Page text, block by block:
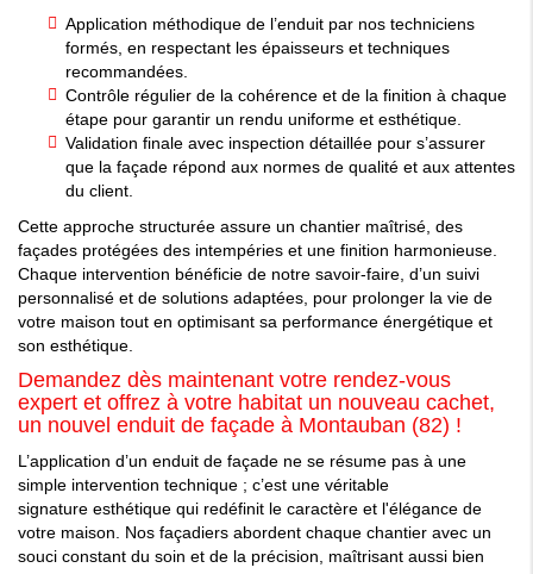
Application méthodique de l’enduit par nos techniciens
formés, en respectant les épaisseurs et techniques
recommandées.
Contrôle régulier de la cohérence et de la finition à chaque
étape pour garantir un rendu uniforme et esthétique.
Validation finale avec inspection détaillée pour s’assurer
que la façade répond aux normes de qualité et aux attentes
du client.
Cette approche structurée assure un chantier maîtrisé, des
façades protégées des intempéries et une finition harmonieuse.
Chaque intervention bénéficie de notre savoir-faire, d’un suivi
personnalisé et de solutions adaptées, pour prolonger la vie de
votre maison tout en optimisant sa performance énergétique et
son esthétique.
Demandez dès maintenant votre rendez-vous
expert et offrez à votre habitat un nouveau cachet,
un nouvel enduit de façade à Montauban (82) !
L’application d’un enduit de façade ne se résume pas à une
simple intervention technique ; c’est une véritable
signature esthétique qui redéfinit le caractère et l'élégance de
votre maison . Nos façadiers abordent chaque chantier avec un
souci constant du soin et de la précision, maîtrisant aussi bien